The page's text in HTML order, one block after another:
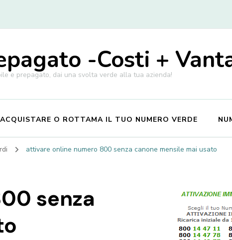
-Costi +
e prepagato, dai una svolta verde alla tua azienda!
ACQUISTARE O ROTTAMA IL TUO NUMERO VERDE
attivare online numero 800 senza canone mensile mai usato
senza